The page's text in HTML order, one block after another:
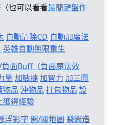
（也可以看看最簡鍵盤作
自動清除CD 自動加魔法
英雄自動無限重生
面Buff（負面魔法效
量 加敏捷加智力 加三圍
物品 沖物品 打包物品 設
獲得經驗
浮彩字 開/關地圖 瞬間造